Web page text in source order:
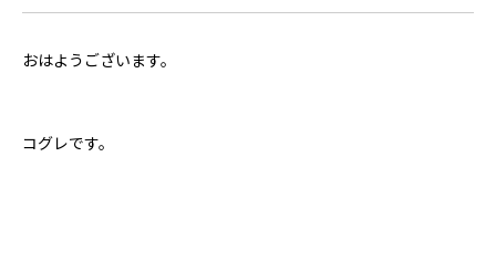
おはようございます。
コグレです。